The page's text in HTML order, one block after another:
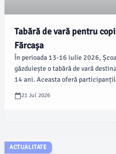
Tabără de vară pentru
Fărcașa
În perioada 13-16 iulie 2026,
găzduiește o tabără de vară
14 ani. Aceasta oferă
educative, interactive și
21 Jul 2026
ACTUALITATE